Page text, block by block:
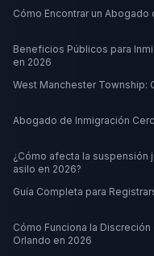
Cómo Encontrar un
Beneficios Públicos para
en 2026
West Manchester Township:
Abogado de Inmigración
¿Cómo afecta la suspensión
asilo en 2026?
Guía Completa para
Cómo Funciona la
Orlando en 2026